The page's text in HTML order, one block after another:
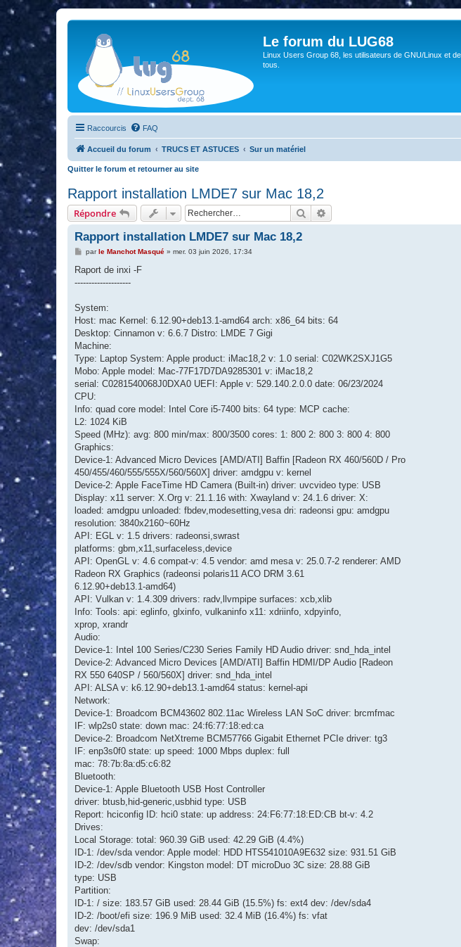
Le forum du LUG68
Linux Users Group 68, les utilisateurs de GNU/Linux et
tous.
Raccourcis FAQ
Accueil du forum TRUCS ET ASTUCES Sur un matériel
Quitter le forum et retourner au site
Rapport installation LMDE7 sur Mac 18,2
Répondre Rechercher
Rapport installation LMDE7 sur Mac 18,2
M
s
s
a
parle Manchot Masqué» mer. 03 juin 2026, 17:34
Raport de inxi -F
--------------------
System:
Host: mac Kernel: 6.12.90+deb13.1-amd64 arch: x86_64 bits: 64
Desktop: Cinnamon v: 6.6.7 Distro: LMDE 7 Gigi
Machine:
Type: Laptop System: Apple product: iMac18,2 v: 1.0 serial: C02WK2SXJ1G5
Mobo: Apple model: Mac-77F17D7DA9285301 v: iMac18,2
serial: C0281540068J0DXA0 UEFI: Apple v: 529.140.2.0.0 date: 06/23/2024
CPU:
Info: quad core model: Intel Core i5-7400 bits: 64 type: MCP cache:
L2: 1024 KiB
Speed (MHz): avg: 800 min/max: 800/3500 cores: 1: 800 2: 800 3: 800 4: 800
Graphics:
Device-1: Advanced Micro Devices [AMD/ATI] Baffin [Radeon RX 460/560D / Pro
450/455/460/555/555X/560/560X] driver: amdgpu v: kernel
Device-2: Apple FaceTime HD Camera (Built-in) driver: uvcvideo type: USB
Display: x11 server: X.Org v: 21.1.16 with: Xwayland v: 24.1.6 driver: X:
loaded: amdgpu unloaded: fbdev,modesetting,vesa dri: radeonsi gpu: amdgpu
resolution: 3840x2160~60Hz
API: EGL v: 1.5 drivers: radeonsi,swrast
platforms: gbm,x11,surfaceless,device
API: OpenGL v: 4.6 compat-v: 4.5 vendor: amd mesa v: 25.0.7-2 renderer: AMD
Radeon RX Graphics (radeonsi polaris11 ACO DRM 3.61
6.12.90+deb13.1-amd64)
API: Vulkan v: 1.4.309 drivers: radv,llvmpipe surfaces: xcb,xlib
Info: Tools: api: eglinfo, glxinfo, vulkaninfo x11: xdriinfo, xdpyinfo,
xprop, xrandr
Audio:
Device-1: Intel 100 Series/C230 Series Family HD Audio driver: snd_hda_intel
Device-2: Advanced Micro Devices [AMD/ATI] Baffin HDMI/DP Audio [Radeon
RX 550 640SP / 560/560X] driver: snd_hda_intel
API: ALSA v: k6.12.90+deb13.1-amd64 status: kernel-api
Network:
Device-1: Broadcom BCM43602 802.11ac Wireless LAN SoC driver: brcmfmac
IF: wlp2s0 state: down mac: 24:f6:77:18:ed:ca
Device-2: Broadcom NetXtreme BCM57766 Gigabit Ethernet PCIe driver: tg3
IF: enp3s0f0 state: up speed: 1000 Mbps duplex: full
mac: 78:7b:8a:d5:c6:82
Bluetooth:
Device-1: Apple Bluetooth USB Host Controller
driver: btusb,hid-generic,usbhid type: USB
Report: hciconfig ID: hci0 state: up address: 24:F6:77:18:ED:CB bt-v: 4.2
Drives:
Local Storage: total: 960.39 GiB used: 42.29 GiB (4.4%)
ID-1: /dev/sda vendor: Apple model: HDD HTS541010A9E632 size: 931.51 GiB
ID-2: /dev/sdb vendor: Kingston model: DT microDuo 3C size: 28.88 GiB
type: USB
Partition:
ID-1: / size: 183.57 GiB used: 28.44 GiB (15.5%) fs: ext4 dev: /dev/sda4
ID-2: /boot/efi size: 196.9 MiB used: 32.4 MiB (16.4%) fs: vfat
dev: /dev/sda1
Swap: